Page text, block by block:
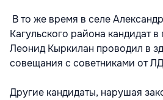
В то же время в селе
Кагульского района кандидат
Леонид Кыркилан проводил в
совещания с советниками от
Другие кандидаты, нарушая